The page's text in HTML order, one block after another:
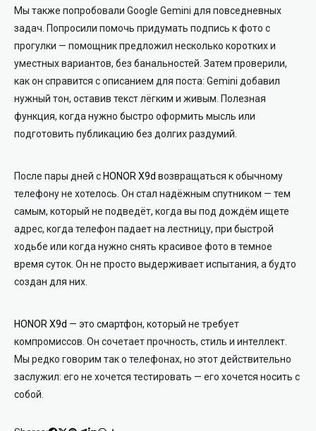
Мы также попробовали Google Gemini для повседневных
задач. Попросили помочь придумать подпись к фото с
прогулки — помощник предложил несколько коротких и
уместных вариантов, без банальностей. Затем проверили,
как он справится с описанием для поста: Gemini добавил
нужный тон, оставив текст лёгким и живым. Полезная
функция, когда нужно быстро оформить мысль или
подготовить публикацию без долгих раздумий.
После пары дней сHONOR X9d возвращаться к обычному
телефону не хотелось. Он стал надёжным спутником — тем
самым, который не подведёт, когда вы под дождём ищете
адрес, когда телефон падает на лестницу, при быстрой
ходьбе или когда нужно снять красивое фото в темное
время суток. Он не просто выдерживает испытания, а будто
создан для них.
HONOR X9d — это смартфон, который не требует
компромиссов. Он сочетает прочность, стиль и интеллект.
Мы редко говорим так о телефонах, но этот действительно
заслужил: его не хочется тестировать — его хочется носить с
собой.